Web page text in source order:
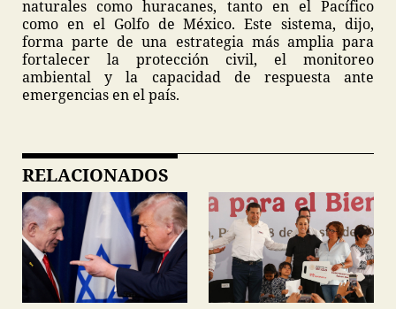
naturales como huracanes, tanto en el Pacífico
como en el Golfo de México. Este sistema, dijo,
forma parte de una estrategia más amplia para
fortalecer la protección civil, el monitoreo
ambiental y la capacidad de respuesta ante
emergencias en el país.
RELACIONADOS